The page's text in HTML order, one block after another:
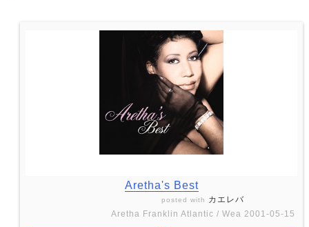
Aretha's Best
posted with カエレバ
Aretha Franklin Atlantic / Wea 2001-05-15